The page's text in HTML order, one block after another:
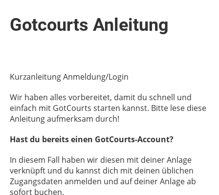
Gotcourts Anleitung
Kurzanleitung Anmeldung/Login
Wir haben alles vorbereitet, damit du schnell und
einfach mit GotCourts starten kannst. Bitte lese diese
Anleitung aufmerksam durch!
Hast du bereits einen GotCourts-Account?
In diesem Fall haben wir diesen mit deiner Anlage
verknüpft und du kannst dich mit deinen üblichen
Zugangsdaten anmelden und auf deiner Anlage ab
sofort buchen.